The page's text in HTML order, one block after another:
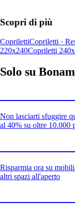
Scopri di più
CoprilettiCopriletti ·
220x240Copriletti
Solo su
Non lasciarti sfuggire
al 40% su oltre 10.000
Risparmia ora su
altri spazi all'aperto